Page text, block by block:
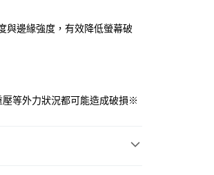
運費
運費
與邊緣強度，有效降低螢幕破
等外力狀況都可能造成破損※